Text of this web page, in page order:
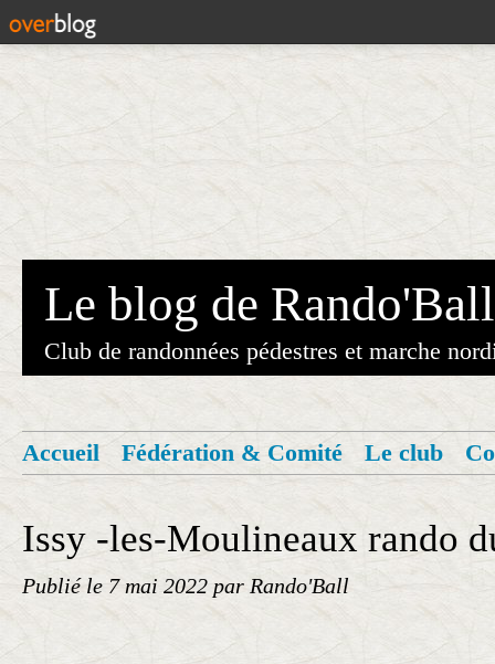
Le blog de Rando'Ball
Club de randonnées pédestres et marche
Accueil Fédération & Comité Le club
Issy -les-Moulineaux rando
Publié le 7 mai 2022 par Rando'Ball